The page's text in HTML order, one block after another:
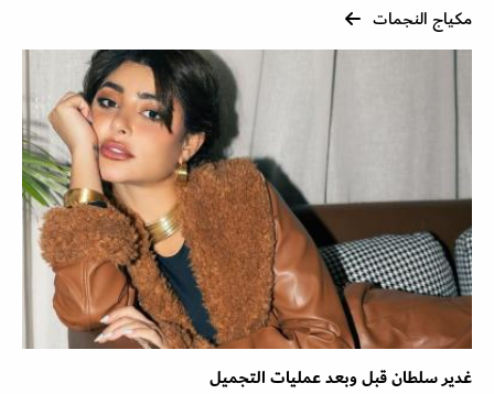
مكياج النجمات
غدير سلطان قبل وبعد عمليات التجميل